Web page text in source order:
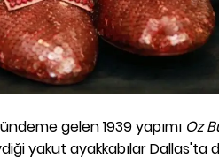
gelen 1939 yapımı Oz
yakut ayakkabılar Dallas'ta